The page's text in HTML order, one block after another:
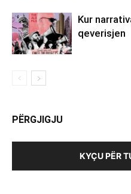
Kur
qeverisjen
PËRGJIGJU
KYÇU PËR